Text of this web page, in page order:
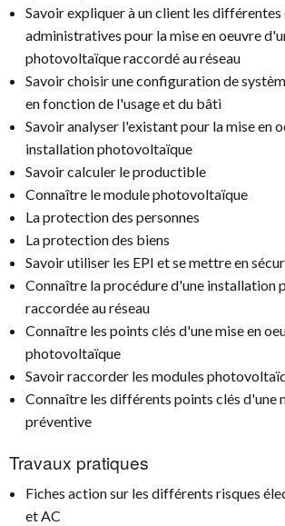
Savoir expliquer à un client les différentes
administratives pour la mise en oeuvre
photovoltaïque raccordé au réseau
Savoir choisir une configuration de
en fonction de l'usage et du bâti
Savoir analyser l'existant pour la mise en
installation photovoltaïque
Savoir calculer le productible
Connaître le module photovoltaïque
La protection des personnes
La protection des biens
Savoir utiliser les EPI et se mettre en
Connaître la procédure d'une installation
raccordée au réseau
Connaître les points clés d'une mise en
photovoltaïque
Savoir raccorder les modules
Connaître les différents points clés d'une
préventive
Travaux pratiques
Fiches action sur les différents risques
et AC